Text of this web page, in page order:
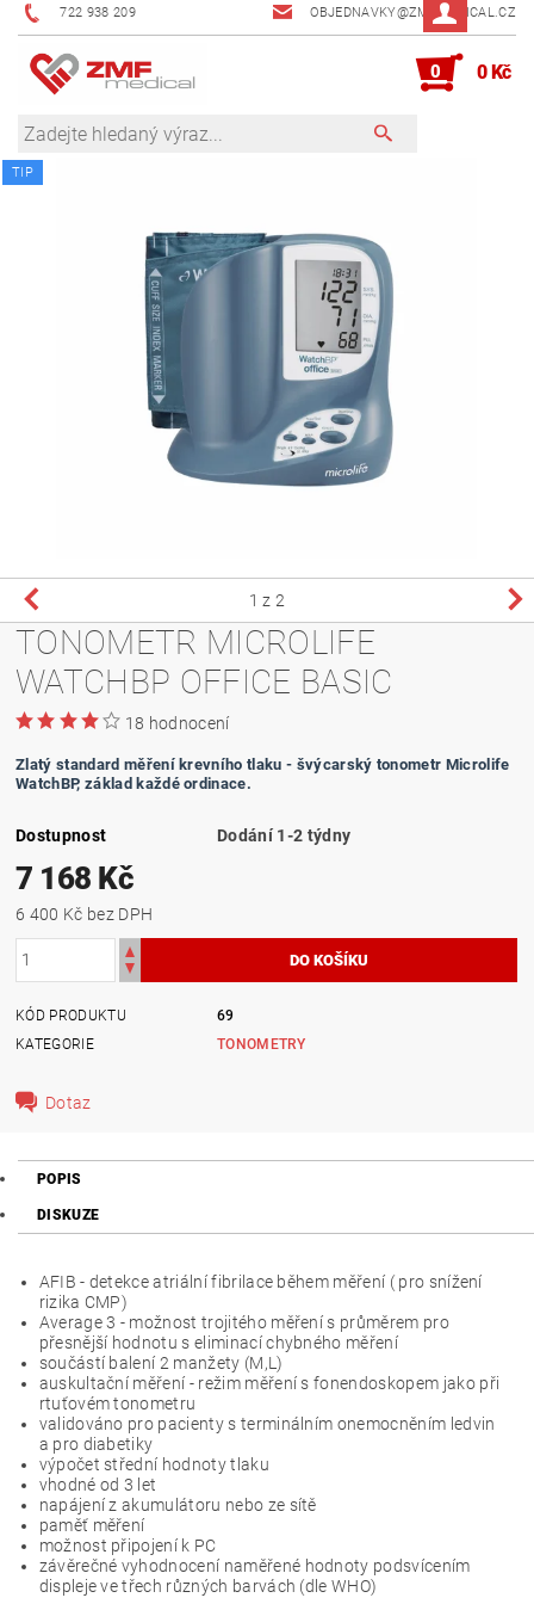
722 938 209 OBJEDNAVKY@ZMFMEDICAL.CZ
0 0 Kč
TIP
1 z 2
TONOMETR MICROLIFE
WATCHBP OFFICE BASIC
18 hodnocení
Zlatý standard měření krevního tlaku - švýcarský tonometr Microlife
WatchBP, základ každé ordinace.
Dostupnost Dodání 1-2 týdny
7 168 Kč
6 400 Kč bez DPH
KÓD PRODUKTU
69
KATEGORIE
TONOMETRY
Dotaz
POPIS
DISKUZE
AFIB - detekce atriální fibrilace během měření ( pro snížení
rizika CMP)
Average 3 - možnost trojitého měření s průměrem pro
přesnější hodnotu s eliminací chybného měření
součástí balení 2 manžety (M,L)
auskultační měření - režim měření s fonendoskopem jako při
rtuťovém tonometru
validováno pro pacienty s terminálním onemocněním ledvin
a pro diabetiky
výpočet střední hodnoty tlaku
vhodné od 3 let
napájení z akumulátoru nebo ze sítě
paměť měření
možnost připojení k PC
závěrečné vyhodnocení naměřené hodnoty podsvícením
displeje ve třech různých barvách (dle WHO)